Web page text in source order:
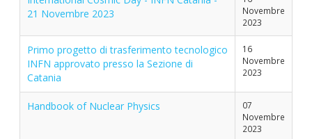
21 Novembre 2023
Novembre
2023
Primo progetto di trasferimento tecnologico
INFN approvato presso la Sezione di
Catania
16
Novembre
2023
Handbook of Nuclear Physics
07
Novembre
2023